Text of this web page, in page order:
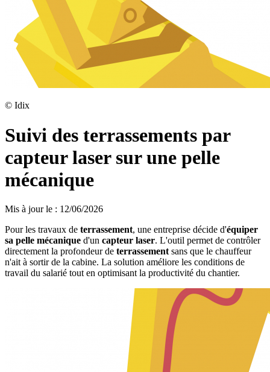
© Idix
Suivi des terrassements par
capteur laser sur une pelle
mécanique
Mis à jour le : 12/06/2026
Pour les travaux de terrassement, une entreprise décide d'équiper
sa pelle mécanique d'un capteur laser. L'outil permet de contrôler
directement la profondeur de terrassement sans que le chauffeur
n'ait à sortir de la cabine. La solution améliore les conditions de
travail du salarié tout en optimisant la productivité du chantier.